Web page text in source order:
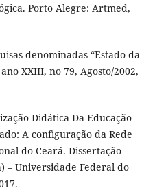
Porto Alegre: Artmed,
denominadas “Estado da
XXIII, no 79, Agosto/2002,
Didática Da Educação
A configuração da Rede
do Ceará. Dissertação
– Universidade Federal do